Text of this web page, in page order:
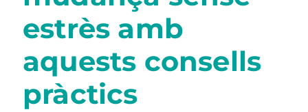
estrès amb
aquests consells
pràctics